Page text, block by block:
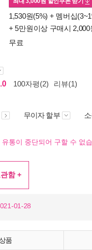
1,530원(5%) + 멤버십
+ 5만원이상 구매시 2,000
무료
100자평(2) 리뷰(1)
무이자 할부
통이 중단되어 구할 수 없
함 +
01-28
품